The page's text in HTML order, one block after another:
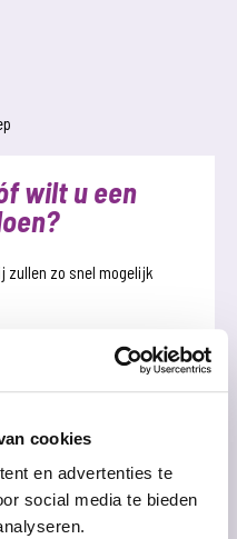
cookies
en advertenties te
social media te bieden
wilt u een
zullen zo snel mogelijk
Onderwerp